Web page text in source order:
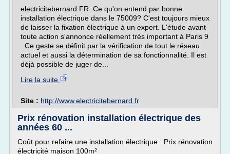
electricitebernard.FR. Ce qu'on entend par bonne
installation électrique dans le 75009? C'est toujours mieux
de laisser la fixation électrique à un expert. L'étude avant
toute action s'annonce réellement très important à Paris 9
. Ce geste se définit par la vérification de tout le réseau
actuel et aussi la détermination de sa fonctionnalité. Il est
déjà possible de juger de...
Lire la suite
Site : http://www.electricitebernard.fr
Prix rénovation installation électrique des
années 60 ...
Coût pour refaire une installation électrique : Prix rénovation
électricité maison 100m²